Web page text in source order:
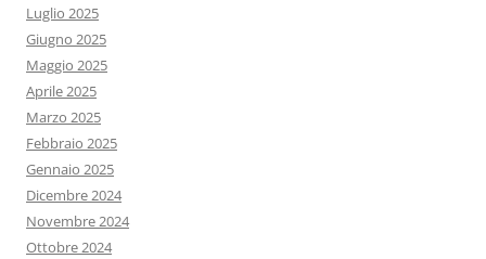
Luglio 2025
Giugno 2025
Maggio 2025
Aprile 2025
Marzo 2025
Febbraio 2025
Gennaio 2025
Dicembre 2024
Novembre 2024
Ottobre 2024